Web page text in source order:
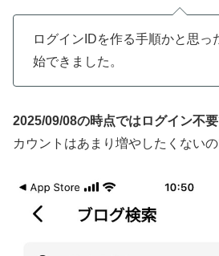
ログインIDを作る手順かと思っ
始できました。
2025/09/08の時点ではログイン不要
カウントはあまり増やしたくない